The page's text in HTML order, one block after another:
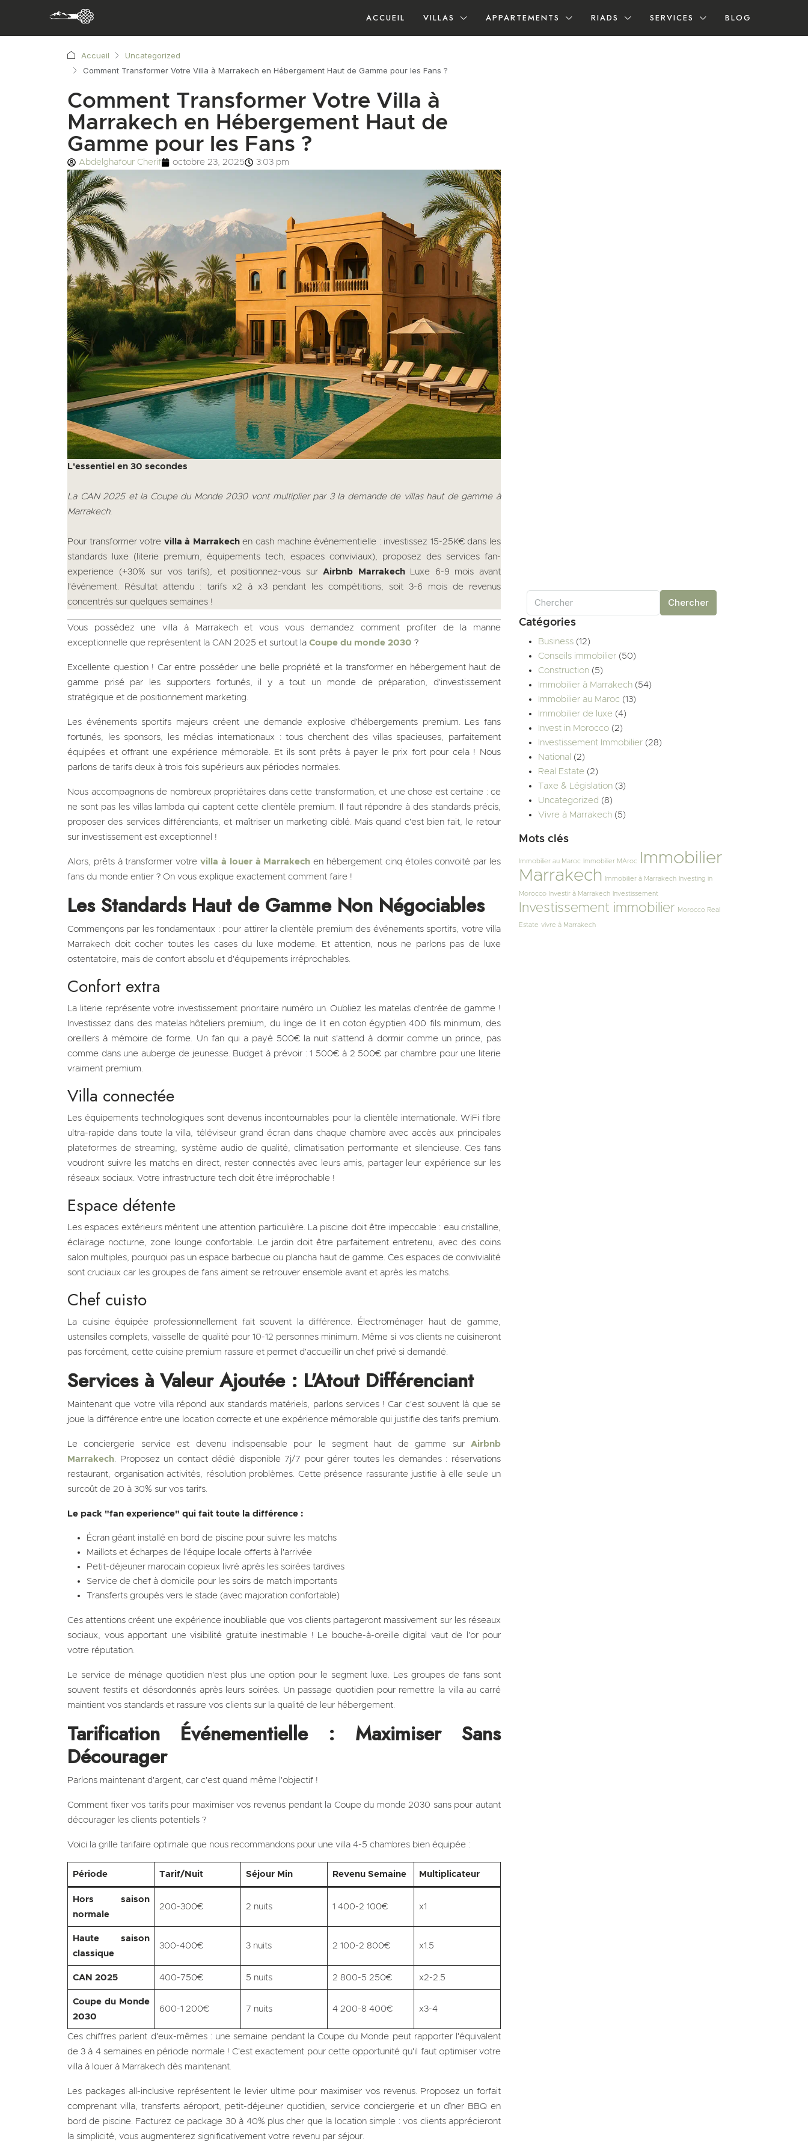
ACCUEIL VILLAS APPARTEMENTS RIADS SERVICES BLOG
Accueil
Uncategorized
Comment Transformer Votre Villa à Marrakech en Hébergement Haut de Gamme pour les Fans ?
Comment Transformer Votre Villa à
Marrakech en Hébergement Haut de
Gamme pour les Fans ?
Abdelghafour Cherif octobre 23, 2025 3:03 pm
L'essentiel en 30 secondes
La CAN 2025 et la Coupe du Monde 2030 vont multiplier par 3 la demande de villas haut de gamme à
Marrakech.
Pour transformer votre villa à Marrakechen cash machine événementielle : investissez 15-25K€ dans les
standards luxe (literie premium, équipements tech, espaces conviviaux), proposez des services fan-
experience (+30% sur vos tarifs), et positionnez-vous surAirbnb MarrakechLuxe 6-9 mois avant
l'événement. Résultat attendu : tarifs x2 à x3 pendant les compétitions, soit 3-6 mois de revenus
concentrés sur quelques semaines !
Vous possédez une villa à Marrakech et vous vous demandez comment profiter de la manne
exceptionnelle que représentent la CAN 2025 et surtout la Coupe du monde 2030 ?
Excellente question ! Car entre posséder une belle propriété et la transformer en hébergement haut de
gamme prisé par les supporters fortunés, il y a tout un monde de préparation, d'investissement
stratégique et de positionnement marketing.
Les événements sportifs majeurs créent une demande explosive d'hébergements premium. Les fans
fortunés, les sponsors, les médias internationaux : tous cherchent des villas spacieuses, parfaitement
équipées et offrant une expérience mémorable. Et ils sont prêts à payer le prix fort pour cela ! Nous
parlons de tarifs deux à trois fois supérieurs aux périodes normales.
Nous accompagnons de nombreux propriétaires dans cette transformation, et une chose est certaine : ce
ne sont pas les villas lambda qui captent cette clientèle premium. Il faut répondre à des standards précis,
proposer des services différenciants, et maîtriser un marketing ciblé. Mais quand c'est bien fait, le retour
sur investissement est exceptionnel !
Alors, prêts à transformer votrevilla à louer à Marrakech en hébergement cinq étoiles convoité par les
fans du monde entier ? On vous explique exactement comment faire !
Les Standards Haut de Gamme Non Négociables
Commençons par les fondamentaux : pour attirer la clientèle premium des événements sportifs, votre villa
Marrakech doit cocher toutes les cases du luxe moderne. Et attention, nous ne parlons pas de luxe
ostentatoire, mais de confort absolu et d'équipements irréprochables.
Confort extra
La literie représente votre investissement prioritaire numéro un. Oubliez les matelas d'entrée de gamme !
Investissez dans des matelas hôteliers premium, du linge de lit en coton égyptien 400 fils minimum, des
oreillers à mémoire de forme. Un fan qui a payé 500€ la nuit s'attend à dormir comme un prince, pas
comme dans une auberge de jeunesse. Budget à prévoir : 1 500€ à 2 500€ par chambre pour une literie
vraiment premium.
Villa connectée
Les équipements technologiques sont devenus incontournables pour la clientèle internationale. WiFi fibre
ultra-rapide dans toute la villa, téléviseur grand écran dans chaque chambre avec accès aux principales
plateformes de streaming, système audio de qualité, climatisation performante et silencieuse. Ces fans
voudront suivre les matchs en direct, rester connectés avec leurs amis, partager leur expérience sur les
réseaux sociaux. Votre infrastructure tech doit être irréprochable !
Espace détente
Les espaces extérieurs méritent une attention particulière. La piscine doit être impeccable : eau cristalline,
éclairage nocturne, zone lounge confortable. Le jardin doit être parfaitement entretenu, avec des coins
salon multiples, pourquoi pas un espace barbecue ou plancha haut de gamme. Ces espaces de convivialité
sont cruciaux car les groupes de fans aiment se retrouver ensemble avant et après les matchs.
Chef cuisto
La cuisine équipée professionnellement fait souvent la différence. Électroménager haut de gamme,
ustensiles complets, vaisselle de qualité pour 10-12 personnes minimum. Même si vos clients ne cuisineront
pas forcément, cette cuisine premium rassure et permet d'accueillir un chef privé si demandé.
Services à Valeur Ajoutée : L'Atout Différenciant
Maintenant que votre villa répond aux standards matériels, parlons services ! Car c'est souvent là que se
joue la différence entre une location correcte et une expérience mémorable qui justifie des tarifs premium.
Le conciergerie service est devenu indispensable pour le segment haut de gamme sur Airbnb
Marrakech . Proposez un contact dédié disponible 7j/7 pour gérer toutes les demandes : réservations
restaurant, organisation activités, résolution problèmes. Cette présence rassurante justifie à elle seule un
surcoût de 20 à 30% sur vos tarifs.
Le pack "fan experience" qui fait toute la différence :
Écran géant installé en bord de piscine pour suivre les matchs
Maillots et écharpes de l'équipe locale offerts à l'arrivée
Petit-déjeuner marocain copieux livré après les soirées tardives
Service de chef à domicile pour les soirs de match importants
Transferts groupés vers le stade (avec majoration confortable)
Ces attentions créent une expérience inoubliable que vos clients partageront massivement sur les réseaux
sociaux, vous apportant une visibilité gratuite inestimable ! Le bouche-à-oreille digital vaut de l'or pour
votre réputation.
Le service de ménage quotidien n'est plus une option pour le segment luxe. Les groupes de fans sont
souvent festifs et désordonnés après leurs soirées. Un passage quotidien pour remettre la villa au carré
maintient vos standards et rassure vos clients sur la qualité de leur hébergement.
Tarification Événementielle : Maximiser Sans
Décourager
Parlons maintenant d'argent, car c'est quand même l'objectif !
Comment fixer vos tarifs pour maximiser vos revenus pendant la Coupe du monde 2030 sans pour autant
décourager les clients potentiels ?
Voici la grille tarifaire optimale que nous recommandons pour une villa 4-5 chambres bien équipée :
Période Tarif/Nuit Séjour Min Revenu Semaine Multiplicateur
Hors saison
normale
200-300€ 2 nuits 1 400-2 100€ x1
Haute saison
classique
300-400€ 3 nuits 2 100-2 800€ x1.5
CAN 2025 400-750€ 5 nuits 2 800-5 250€ x2-2.5
Coupe du Monde
2030
600-1 200€ 7 nuits 4 200-8 400€ x3-4
Ces chiffres parlent d'eux-mêmes : une semaine pendant la Coupe du Monde peut rapporter l'équivalent
de 3 à 4 semaines en période normale ! C'est exactement pour cette opportunité qu'il faut optimiser votre
villa à louer à Marrakech dès maintenant.
Les packages all-inclusive représentent le levier ultime pour maximiser vos revenus. Proposez un forfait
comprenant villa, transferts aéroport, petit-déjeuner quotidien, service conciergerie et un dîner BBQ en
bord de piscine. Facturez ce package 30 à 40% plus cher que la location simple : vos clients apprécieront
la simplicité, vous augmenterez significativement votre revenu par séjour.
Chercher
Catégories
Business (12)
Conseils immobilier (50)
Construction (5)
Immobilier à Marrakech (54)
Immobilier au Maroc (13)
Immobilier de luxe (4)
Invest in Morocco (2)
Investissement Immobilier (28)
National (2)
Real Estate (2)
Taxe & Législation (3)
Uncategorized (8)
Vivre à Marrakech (5)
Mots clés
Immobilier au Maroc Immobilier MAroc
Immobilier
Marrakech
Immobilier à Marrakech Investing in
Morocco Investir à Marrakech Investissement
Investissement immobilier Morocco Real
Estate vivre à Marrakech